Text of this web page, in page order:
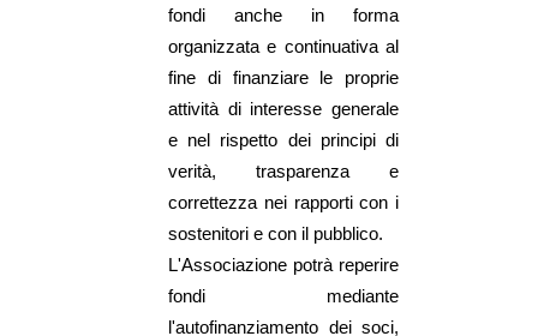
fondi anche in forma
organizzata e continuativa al
fine di finanziare le proprie
attività di interesse generale
e nel rispetto dei principi di
verità, trasparenza e
correttezza nei rapporti con i
sostenitori e con il pubblico.
L'Associazione potrà reperire
fondi mediante
l'autofinanziamento dei soci,